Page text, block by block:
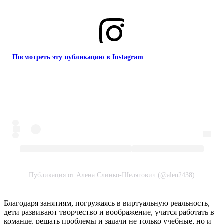
Посмотреть эту публикацию в Instagram
Публикация от Алена Слинко-Шелягович (@alen2438)
Благодаря занятиям, погружаясь в виртуальную реальность,
дети развивают творчество и воображение, учатся работать в
команде, решать проблемы и задачи не только учебные, но и